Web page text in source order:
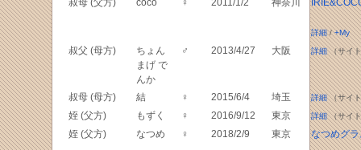
叔母 (父方) coco ♀ 2011/1/2 神奈川
詳細/+My
叔父 (母方)
ちょん
まげ で
んか
♂ 2013/4/27 大阪 詳細（サイ
叔母 (母方) 結 ♀ 2015/6/4 埼玉 詳細（サイ
姪 (父方) もずく ♀ 2016/9/12 東京 詳細（サイ
姪 (父方) なつめ ♀ 2018/2/9 東京 なつめグラ